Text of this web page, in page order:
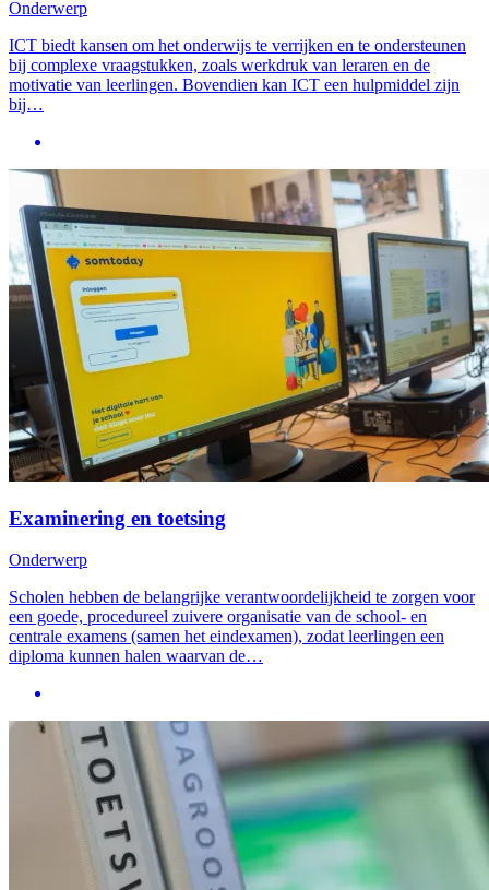
Onderwerp
ICT biedt kansen om het onderwijs te verrijken en te ondersteunen
bij complexe vraagstukken, zoals werkdruk van leraren en de
motivatie van leerlingen. Bovendien kan ICT een hulpmiddel zijn
bij…
Examinering en toetsing
Onderwerp
Scholen hebben de belangrijke verantwoordelijkheid te zorgen voor
een goede, procedureel zuivere organisatie van de school- en
centrale examens (samen het eindexamen), zodat leerlingen een
diploma kunnen halen waarvan de…